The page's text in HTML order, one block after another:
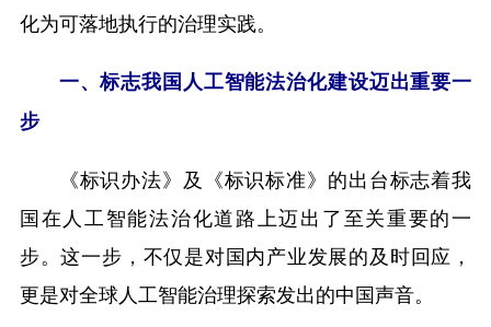
化为可落地执行的治理实践。
一、标志我国人工智能法治化建设迈出重要一
步
《标识办法》及《标识标准》的出台标志着我
国在人工智能法治化道路上迈出了至关重要的一
步。这一步，不仅是对国内产业发展的及时回应，
更是对全球人工智能治理探索发出的中国声音。